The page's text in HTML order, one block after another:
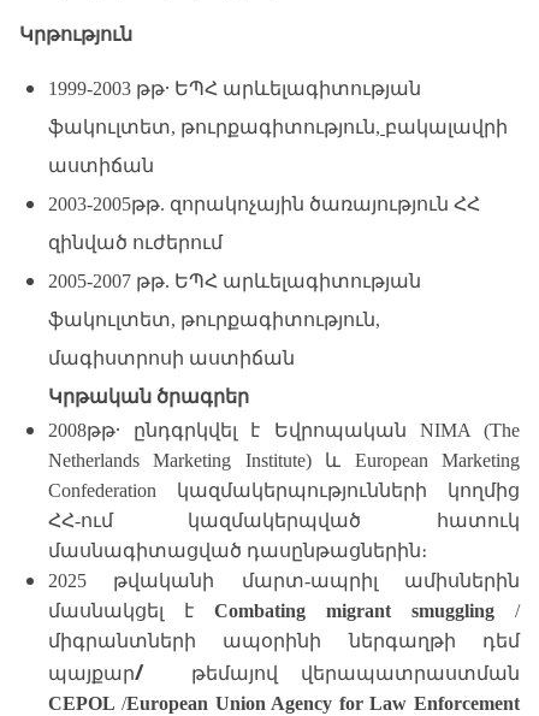
Կրթություն
1999-2003 թթ․ ԵՊՀ արևելագիտության
ֆակուլտետ, թուրքագիտություն, բակալավրի
աստիճան
2003-2005թթ. զորակոչային ծառայություն ՀՀ
զինված ուժերում
2005-2007 թթ. ԵՊՀ արևելագիտության
ֆակուլտետ, թուրքագիտություն,
մագիստրոսի աստիճան
Կրթական ծրագրեր
2008թթ․
ընդգրկվել է Եվրոպական NIMA (The
Netherlands Marketing Institute) և European Marketing
Confederation կազմակերպությունների կողմից
ՀՀ-ում կազմակերպված հատուկ
մասնագիտացված դասընթացներին։
2025 թվականի մարտ-ապրիլ ամիսներին
մասնակցել է Combating migrant smuggling/
միգրանտների ապօրինի ներգաղթի դեմ
պայքար/
թեմայով վերապատրաստման
CEPOL /European Union Agency for Law Enforcement